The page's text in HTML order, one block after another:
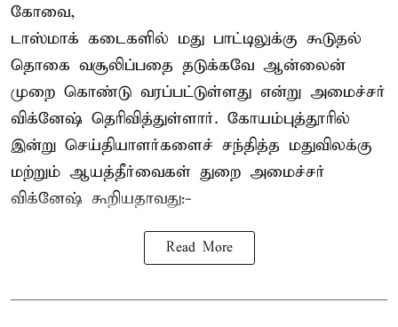
கோவை,
டாஸ்மாக் கடைகளில் மது பாட்டிலுக்கு கூடுதல்
தொகை வசூலிப்பதை தடுக்கவே ஆன்லைன்
முறை கொண்டு வரப்பட்டுள்ளது என்று அமைச்சர்
விக்னேஷ் தெரிவித்துள்ளார். கோயம்புத்தூரில்
இன்று செய்தியாளர்களைச் சந்தித்த மதுவிலக்கு
மற்றும் ஆயத்தீர்வைகள் துறை அமைச்சர்
விக்னேஷ் கூறியதாவது:-
Read More